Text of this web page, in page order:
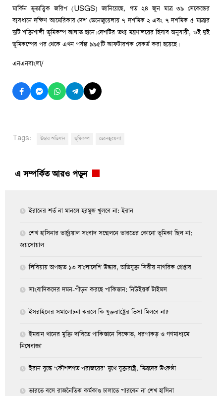
মার্কিন ভূতাত্ত্বিক জরিপ (USGS) জানিয়েছে, গত ২৪ জুন মাত্র ৩৯ সেকেন্ডের
ব্যবধানে দক্ষিণ আমেরিকার দেশ ভেনেজুয়েলায় ৭ দশমিক ২ এবং ৭ দশমিক ৫ মাত্রার
দুটি শক্তিশালী ভূমিকম্প আঘাত হানে। দেশটির তথ্য মন্ত্রণালয়ের হিসাব অনুযায়ী, ওই দুই
ভূমিকম্পের পর থেকে এখন পর্যন্ত ৯৯৫টি আফটারশক রেকর্ড করা হয়েছে।
এনএনবাংলা/
Tags: উদ্ধার অভিযান ভূমিকম্প ভেনেজুয়েলা
এ সম্পর্কিত আরও পড়ুন
ইরানের শর্ত না মানলে হরমুজ খুলবে না: ইরান
শেখ হাসিনার ভার্চ্যুয়াল সংবাদ সম্মেলনে ভারতের কোনো ভূমিকা ছিল না:
জয়সোয়াল
লিবিয়ায় অপহৃত ১৩ বাংলাদেশি উদ্ধার, অভিযুক্ত সিরীয় নাগরিক গ্রেপ্তার
সাংবাদিকদের দমন-পীড়ন করছে পাকিস্তান: নিউইয়র্ক টাইমস
ইসরাইলের সমালোচনা করলে কি যুক্তরাষ্ট্রের ভিসা মিলবে না?
ইমরান খানের মুক্তি দাবিতে পাকিস্তানে বিক্ষোভ, ধরপাকড় ও গণমাধ্যমে
নিষেধাজ্ঞা
ইরান যুদ্ধে ‘কৌশলগত পরাজয়ের’ মুখে যুক্তরাষ্ট্র, মিত্রদের উৎকণ্ঠা
ভারতে বসে রাজনৈতিক কর্মকাণ্ড চালাতে পারবেন না শেখ হাসিনা